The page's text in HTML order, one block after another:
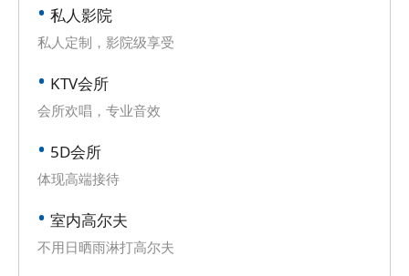
私人影院
私人定制，影院级享受
KTV会所
会所欢唱，专业音效
5D会所
体现高端接待
室内高尔夫
不用日晒雨淋打高尔夫